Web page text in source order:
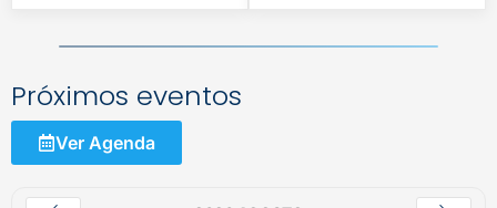
Próximos eventos
Ver Agenda